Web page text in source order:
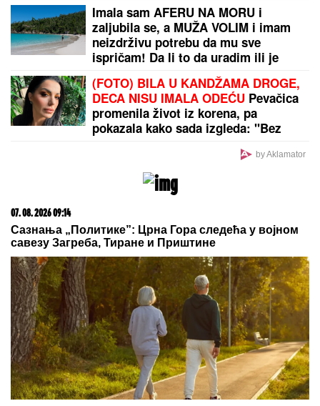
CECA RAŽNATOVIĆ U MOĆNOJ KORSET HALJINI, A
ŠLIC DO KUKA Uklubu raspametila sve! Izula se, pa
PEVALA BOSA - Sve se orilo (VIDEO)
PREPORUKA ZA VAS
Dok je izlazila iz mora, mnogi su pomislili "EVO
NAJZGODNIJE DEVOJKE NA PLAŽI", a onda se
okrenula i nastao je TAJAC: "Joj, ovo izgleda kao
žuljevi"
OVO JE NAJLEPŠA VILA U
BEOGRADUNaš sportista kupio